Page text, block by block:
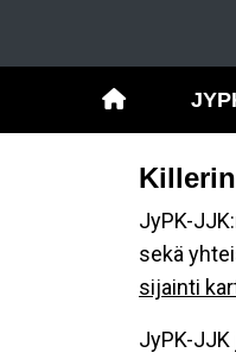
JyPK-
sekä
sijainti
JyPK-